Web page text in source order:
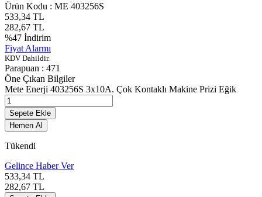
Ürün Kodu : ME 403256S
533,34 TL
282,67 TL
%47 İndirim
Fiyat Alarmı
KDV Dahildir.
Parapuan : 471
Öne Çıkan Bilgiler
Mete Enerji 403256S 3x10A. Çok Kontaklı Makine Prizi Eğik
Sepete Ekle
Hemen Al
Tükendi
Gelince Haber Ver
533,34 TL
282,67 TL